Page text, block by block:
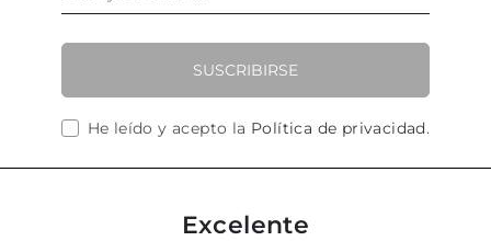
SUSCRIBIRSE
He leído y acepto la Política de privacidad.
Excelente